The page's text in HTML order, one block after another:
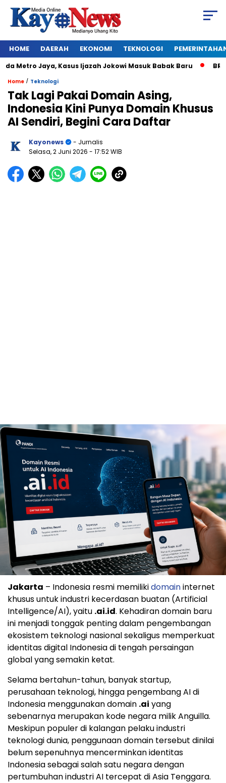
HOME DAERAH EKONOMI TEKNOLOGI
Jaya, Kasus Ijazah Jokowi Masuk Babak Baru
Home / Teknologi
Tak Lagi Pakai Domain Asing,
Indonesia Kini Punya Domain Khusus
AI Sendiri, Begini Cara Daftar
Kayonews
- Jurnalis
Selasa, 2 Juni 2026 - 17:52 WIB
Jakarta – Indonesia resmi memilikidomaininternet
khusus untuk industri kecerdasan buatan (Artificial
Intelligence/AI), yaitu .ai.id. Kehadiran domain baru
ini menjadi tonggak penting dalam pengembangan
ekosistem teknologi nasional sekaligus memperkuat
identitas digital Indonesia di tengah persaingan
global yang semakin ketat.
Selama bertahun-tahun, banyak startup,
perusahaan teknologi, hingga pengembang AI di
Indonesia menggunakan domain .ai yang
sebenarnya merupakan kode negara milik Anguilla.
Meskipun populer di kalangan pelaku industri
teknologi dunia, penggunaan domain tersebut dinilai
belum sepenuhnya mencerminkan identitas
Indonesia sebagai salah satu negara dengan
pertumbuhan industri AI tercepat di Asia Tenggara.